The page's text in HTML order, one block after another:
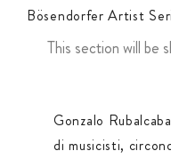
Bösendorfer Artist
This section will be
Gonzalo
di musicisti,